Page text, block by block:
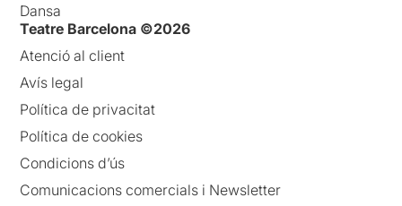
Dansa
Teatre Barcelona ©2026
Atenció al client
Avís legal
Política de privacitat
Política de cookies
Condicions d’ús
Comunicacions comercials i Newsletter